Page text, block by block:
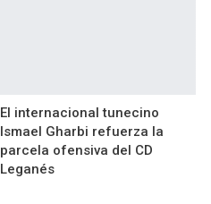
El internacional tunecino
Ismael Gharbi refuerza la
parcela ofensiva del CD
Leganés